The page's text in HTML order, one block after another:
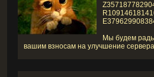
Мы будем
вашим взносам на улучшение